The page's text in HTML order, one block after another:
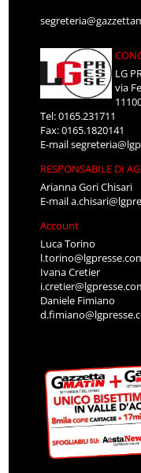
LG
via
Tel: 0165.231711
Fax: 0165.1820141
E-mail
RESPONSABILE DI
Arianna Gori Chisari
E-mail
Account
Luca Torino
Ivana Cretier
Daniele Fimiano